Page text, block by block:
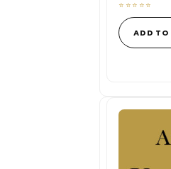
ADD TO